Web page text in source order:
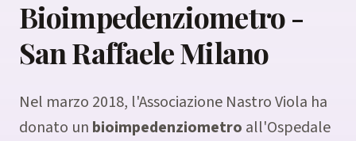
Bioimpedenziometro -
San Raffaele Milano
Nel marzo 2018, l'Associazione Nastro Viola ha
donato un bioimpedenziometro all'Ospedale